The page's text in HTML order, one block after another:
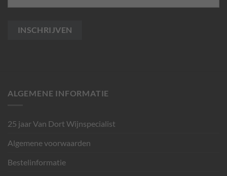
ALGEMENE INFORMATIE
25 jaar Van Dort Wijnspecialist
Algemene voorwaarden
Bestelinformatie